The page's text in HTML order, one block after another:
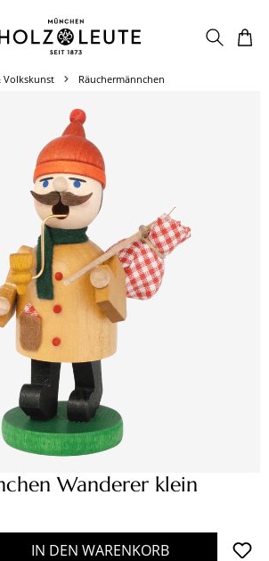
Volkskunst Räuchermännchen
Wanderer klein
Gib den gewünschten
IN DEN WARENKORB